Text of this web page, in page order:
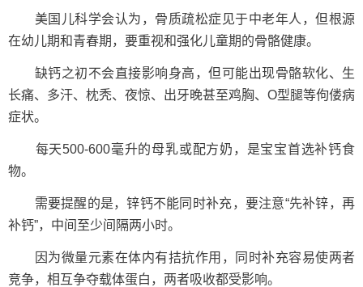
美国儿科学会认为，骨质疏松症见于中老年人，但根源
在幼儿期和青春期，要重视和强化儿童期的骨骼健康。
缺钙之初不会直接影响身高，但可能出现骨骼软化、生
长痛、多汗、枕秃、夜惊、出牙晚甚至鸡胸、O型腿等佝偻病
症状。
每天500-600毫升的母乳或配方奶，是宝宝首选补钙食
物。
需要提醒的是，锌钙不能同时补充，要注意“先补锌，再
补钙”，中间至少间隔两小时。
因为微量元素在体内有拮抗作用，同时补充容易使两者
竞争，相互争夺载体蛋白，两者吸收都受影响。